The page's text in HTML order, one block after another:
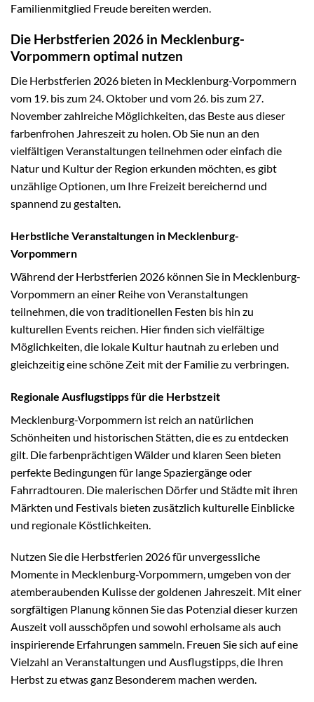
Familienmitglied Freude bereiten werden.
Die Herbstferien 2026 in Mecklenburg-
Vorpommern optimal nutzen
Die Herbstferien 2026 bieten in Mecklenburg-Vorpommern
vom 19. bis zum 24. Oktober und vom 26. bis zum 27.
November zahlreiche Möglichkeiten, das Beste aus dieser
farbenfrohen Jahreszeit zu holen. Ob Sie nun an den
vielfältigen Veranstaltungen teilnehmen oder einfach die
Natur und Kultur der Region erkunden möchten, es gibt
unzählige Optionen, um Ihre Freizeit bereichernd und
spannend zu gestalten.
Herbstliche Veranstaltungen in Mecklenburg-
Vorpommern
Während der Herbstferien 2026 können Sie in Mecklenburg-
Vorpommern an einer Reihe von Veranstaltungen
teilnehmen, die von traditionellen Festen bis hin zu
kulturellen Events reichen. Hier finden sich vielfältige
Möglichkeiten, die lokale Kultur hautnah zu erleben und
gleichzeitig eine schöne Zeit mit der Familie zu verbringen.
Regionale Ausflugstipps für die Herbstzeit
Mecklenburg-Vorpommern ist reich an natürlichen
Schönheiten und historischen Stätten, die es zu entdecken
gilt. Die farbenprächtigen Wälder und klaren Seen bieten
perfekte Bedingungen für lange Spaziergänge oder
Fahrradtouren. Die malerischen Dörfer und Städte mit ihren
Märkten und Festivals bieten zusätzlich kulturelle Einblicke
und regionale Köstlichkeiten.
Nutzen Sie die Herbstferien 2026 für unvergessliche
Momente in Mecklenburg-Vorpommern, umgeben von der
atemberaubenden Kulisse der goldenen Jahreszeit. Mit einer
sorgfältigen Planung können Sie das Potenzial dieser kurzen
Auszeit voll ausschöpfen und sowohl erholsame als auch
inspirierende Erfahrungen sammeln. Freuen Sie sich auf eine
Vielzahl an Veranstaltungen und Ausflugstipps, die Ihren
Herbst zu etwas ganz Besonderem machen werden.